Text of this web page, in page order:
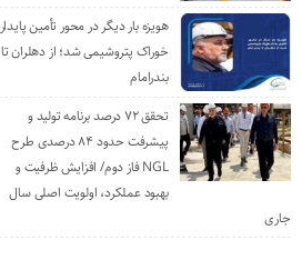
هویزه بار دیگر در محور تأمین پایدار
خوراک پتروشیمی شد؛ از دهلران تا
بندرامام
تحقق ۷۲ درصد برنامه تولید و
پیشرفت حدود ۸۴ درصدی طرح
NGL فاز دوم/ افزایش ظرفیت و
بهبود عملکرد، اولویت اصلی سال
جاری